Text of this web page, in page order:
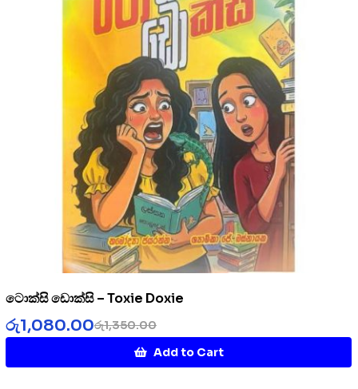
ටොක්සි ඩොක්සි – Toxie Doxie
රු1,350.00
රු1,080.00
Add to Cart